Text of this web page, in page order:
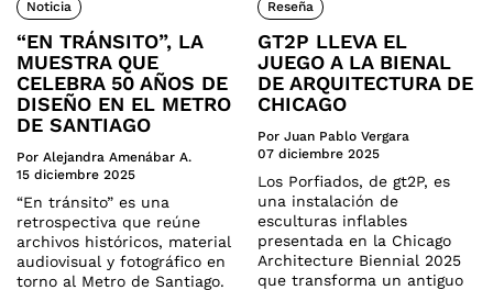
Noticia
“EN TRÁNSITO”, LA
MUESTRA QUE
CELEBRA 50 AÑOS DE
DISEÑO EN EL METRO
DE SANTIAGO
Por Alejandra Amenábar A.
15 diciembre 2025
“En tránsito” es una
retrospectiva que reúne
archivos históricos, material
audiovisual y fotográfico en
torno al Metro de Santiago.
Reseña
GT2P LLEVA EL
JUEGO A LA BIENAL
DE ARQUITECTURA DE
CHICAGO
Por Juan Pablo Vergara
07 diciembre 2025
Los Porfiados, de gt2P, es
una instalación de
esculturas inflables
presentada en la Chicago
Architecture Biennial 2025
que transforma un antiguo